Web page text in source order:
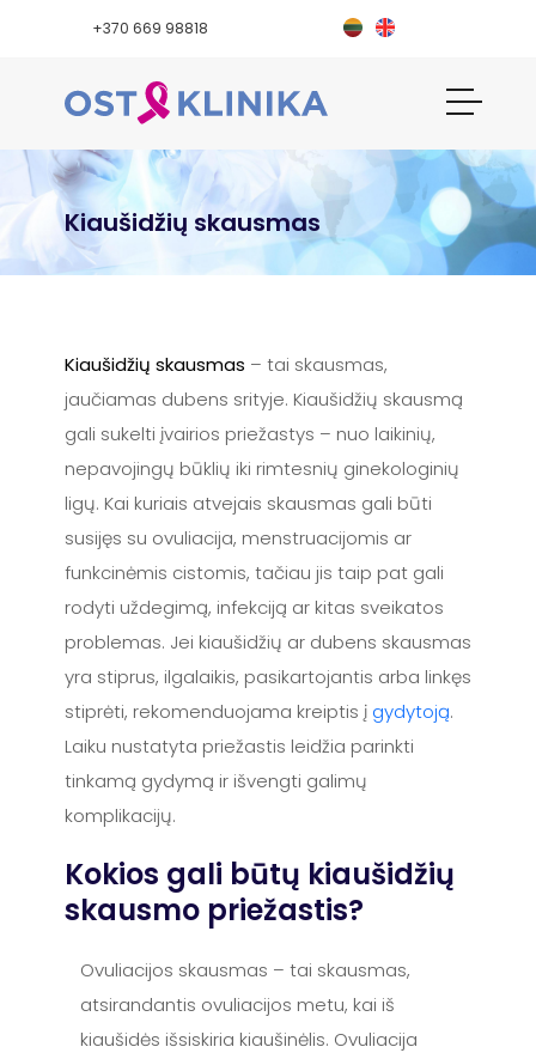
+370 669 98818
Kiaušidžių skausmas
Kiaušidžių skausmas – tai skausmas,
jaučiamas dubens srityje. Kiaušidžių skausmą
gali sukelti įvairios priežastys – nuo laikinių,
nepavojingų būklių iki rimtesnių ginekologinių
ligų. Kai kuriais atvejais skausmas gali būti
susijęs su ovuliacija, menstruacijomis ar
funkcinėmis cistomis, tačiau jis taip pat gali
rodyti uždegimą, infekciją ar kitas sveikatos
problemas. Jei kiaušidžių ar dubens skausmas
yra stiprus, ilgalaikis, pasikartojantis arba linkęs
stiprėti, rekomenduojama kreiptis į gydytoją.
Laiku nustatyta priežastis leidžia parinkti
tinkamą gydymą ir išvengti galimų
komplikacijų.
Kokios gali būtų kiaušidžių
skausmo priežastis?
Ovuliacijos skausmas – tai skausmas,
atsirandantis ovuliacijos metu, kai iš
kiaušidės išsiskiria kiaušinėlis. Ovuliacija